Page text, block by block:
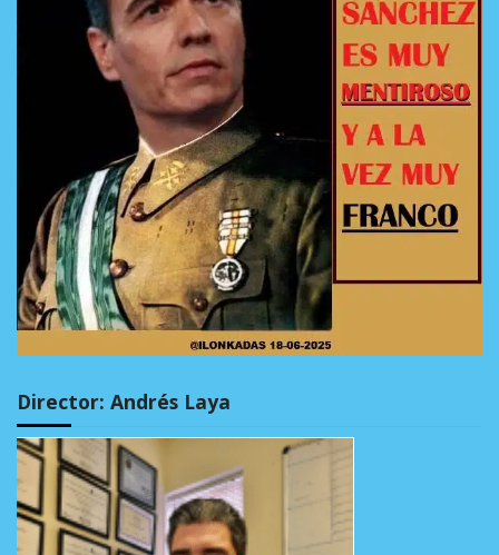
Director: Andrés Laya